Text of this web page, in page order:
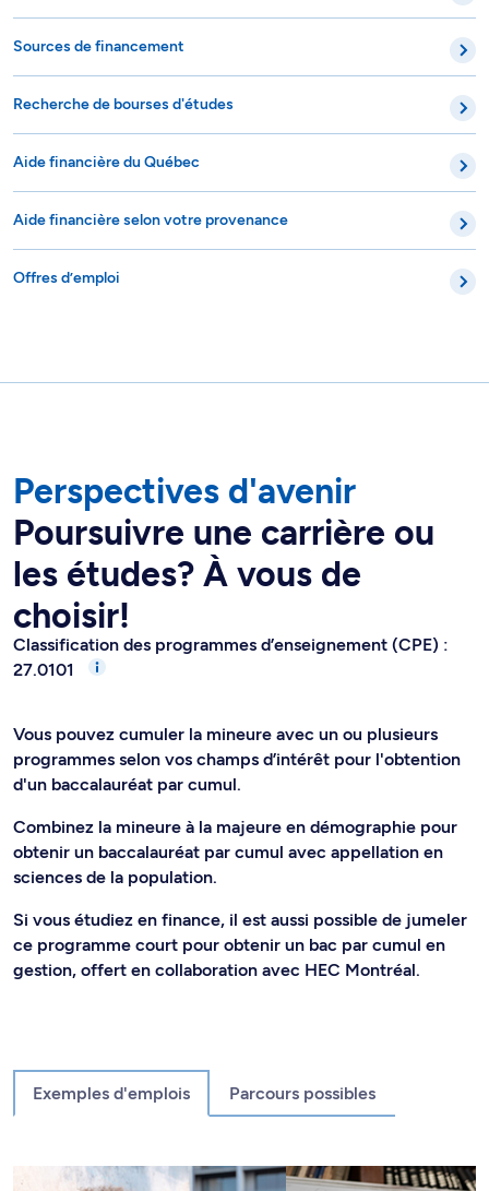
Sources de financement
Recherche de bourses d'études
Aide financière du Québec
Aide financière selon votre provenance
Offres d’emploi
Perspectives d'avenir
Poursuivre une carrière ou
les études? À vous de
choisir!
Classification des programmes d’enseignement (CPE) :
27.0101
Vous pouvez cumuler la mineure avec un ou plusieurs
programmes selon vos champs d’intérêt pour l'obtention
d'un baccalauréat par cumul.
Combinez la mineure à la majeure en démographie pour
obtenir un baccalauréat par cumul avec appellation en
sciences de la population.
Si vous étudiez en finance, il est aussi possible de jumeler
ce programme court pour obtenir un bac par cumul en
gestion, offert en collaboration avec HEC Montréal.
Exemples d'emplois Parcours possibles